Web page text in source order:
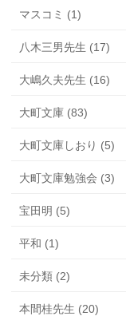
マスコミ (1)
八木三男先生 (17)
大嶋久夫先生 (16)
大町文庫 (83)
大町文庫しおり (5)
大町文庫勉強会 (3)
宝田明 (5)
平和 (1)
未分類 (2)
本間桂先生 (20)